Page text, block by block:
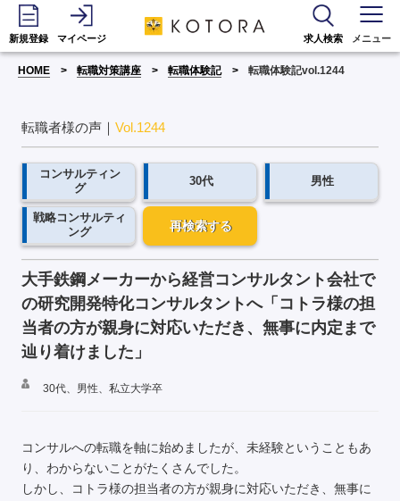
新規登録 マイページ 求人検索 メニュー
HOME 転職対策講座 転職体験記 転職体験記vol.1244
転職者様の声｜ Vol.1244
コンサルティン
グ
30代 男性
戦略コンサルティ
ング
再検索する
大手鉄鋼メーカーから経営コンサルタント会社で
の研究開発特化コンサルタントへ「コトラ様の担
当者の方が親身に対応いただき、無事に内定まで
辿り着けました」
30代、男性、私立大学卒
コンサルへの転職を軸に始めましたが、未経験ということもあ
り、わからないことがたくさんでした。
しかし、コトラ様の担当者の方が親身に対応いただき、無事に